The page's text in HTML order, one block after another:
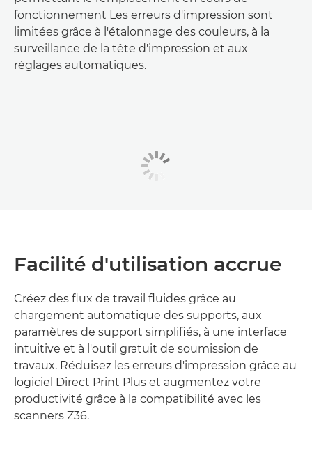
fonctionnement Les erreurs d'impression sont
limitées grâce à l'étalonnage des couleurs, à la
surveillance de la tête d'impression et aux
réglages automatiques.
Facilité d'utilisation accrue
Créez des flux de travail fluides grâce au
chargement automatique des supports, aux
paramètres de support simplifiés, à une interface
intuitive et à l'outil gratuit de soumission de
travaux. Réduisez les erreurs d'impression grâce au
logiciel Direct Print Plus et augmentez votre
productivité grâce à la compatibilité avec les
scanners Z36.